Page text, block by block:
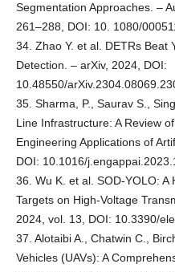
Segmentation Approaches. –
261–288, DOI: 10. 1080/
34. Zhao Y. et al. DETRs Beat
Detection. – arXiv, 2024, DOI:
10.48550/
35. Sharma, P., Saurav S.,
Line Infrastructure: A Review
Engineering Applications of
DOI: 10.1016/
36. Wu K. et al. SOD-YOLO:
Targets on High-Voltage
2024, vol. 13, DOI: 10.3390/
37. Alotaibi A., Chatwin C.,
Vehicles (UAVs): A